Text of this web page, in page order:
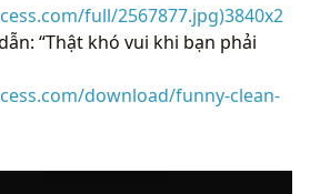
full/2567877.jpg)3840x2
“Thật khó vui khi bạn phải
download/funny-clean-